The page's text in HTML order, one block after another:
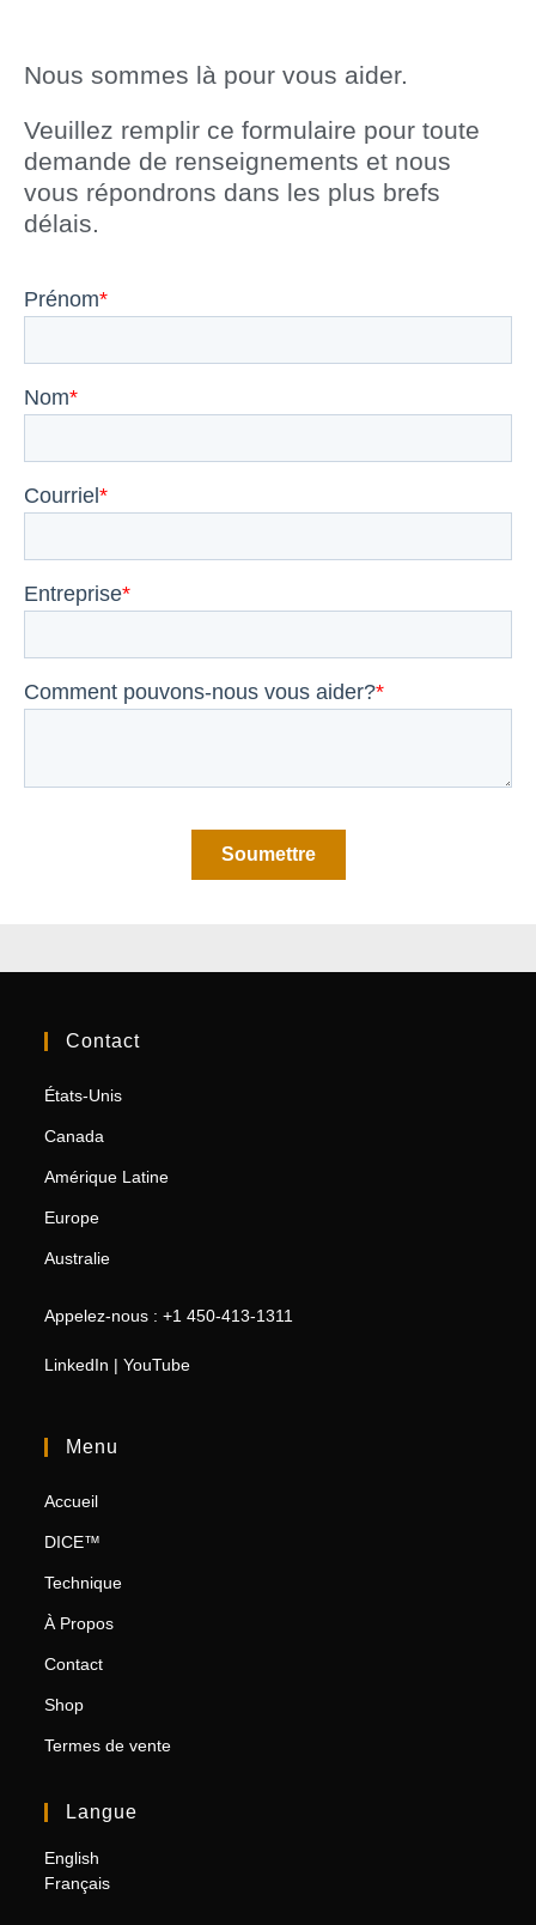
Nous sommes là pour vous aider.
Veuillez remplir ce formulaire pour toute
demande de renseignements et nous
vous répondrons dans les plus brefs
délais.
Contact
États-Unis
Canada
Amérique Latine
Europe
Australie
Appelez-nous : +1 450-413-1311
LinkedIn |YouTube
Menu
Accueil
DICE™
Technique
À Propos
Contact
Shop
Termes de vente
Langue
English
Français